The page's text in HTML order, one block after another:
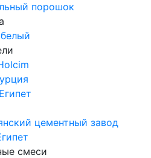
порошок
цементный завод
смеси